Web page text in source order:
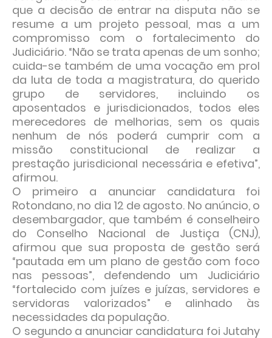
que a decisão de entrar na disputa não se
resume a um projeto pessoal, mas a um
compromisso com o fortalecimento do
Judiciário. “Não se trata apenas de um sonho;
cuida-se também de uma vocação em prol
da luta de toda a magistratura, do querido
grupo de servidores, incluindo os
aposentados e jurisdicionados, todos eles
merecedores de melhorias, sem os quais
nenhum de nós poderá cumprir com a
missão constitucional de realizar a
prestação jurisdicional necessária e efetiva”,
afirmou.
O primeiro a anunciar candidatura foi
Rotondano, no dia 12 de agosto. No anúncio, o
desembargador, que também é conselheiro
do Conselho Nacional de Justiça (CNJ),
afirmou que sua proposta de gestão será
“pautada em um plano de gestão com foco
nas pessoas”, defendendo um Judiciário
“fortalecido com juízes e juízas, servidores e
servidoras valorizados” e alinhado às
necessidades da população.
O segundo a anunciar candidatura foi Jutahy